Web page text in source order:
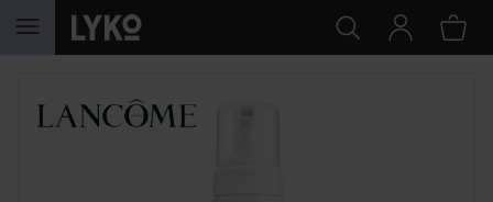
HOPPA TILL INNEHÅLLET
HOPPA ÖVER SEKTIONEN